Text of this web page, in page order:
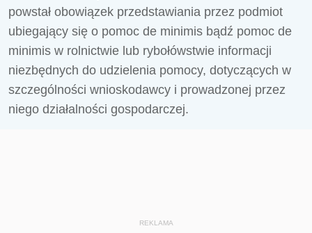
powstał obowiązek przedstawiania przez podmiot
ubiegający się o pomoc de minimis bądź pomoc de
minimis w rolnictwie lub rybołówstwie informacji
niezbędnych do udzielenia pomocy, dotyczących w
szczególności wnioskodawcy i prowadzonej przez
niego działalności gospodarczej.
REKLAMA